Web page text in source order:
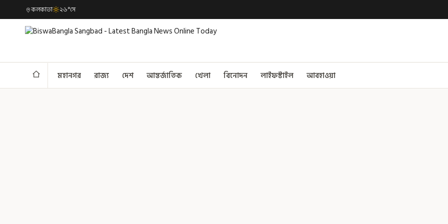
কলকাতা ২৬°সে
মহানগর রাজ্য দেশ আন্তর্জাতিক খেলা বিনোদন লাইফস্টাইল আবহাওয়া